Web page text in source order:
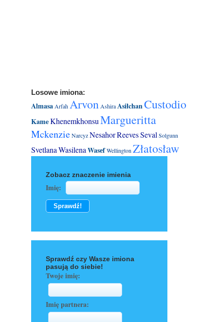
Losowe imiona:
AlmasaArfahArvonAshiraAsiłchanCustodio
KameKhenemkhonsuMargueritta
MckenzieNarcyzNesahorReevesSevalSolgunn
SvetlanaWasilenaWasеfWellingtonZłatosław
Zobacz znaczenie imienia
Imię:
Sprawdź czy Wasze imiona
pasują do siebie!
Twoje imię:
Imię partnera: